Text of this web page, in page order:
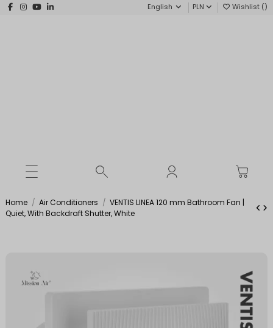
English PLN Wishlist ()
Home Air Conditioners
VENTIS LINEA 120 mm Bathroom Fan |
Quiet, With Backdraft Shutter, White